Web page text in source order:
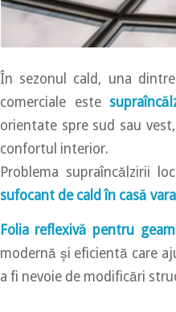
În sezonul cald, una
comerciale este
orientate spre sud sau
confortul interior.
Problema supraîncălzirii
sufocant de cald în casă vara
Folia reflexivă pentru
modernă și eficientă care
a fi nevoie de modificări